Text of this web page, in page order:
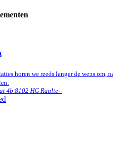
horen we reeds langer de wens
4b 8102 HG Raalte--